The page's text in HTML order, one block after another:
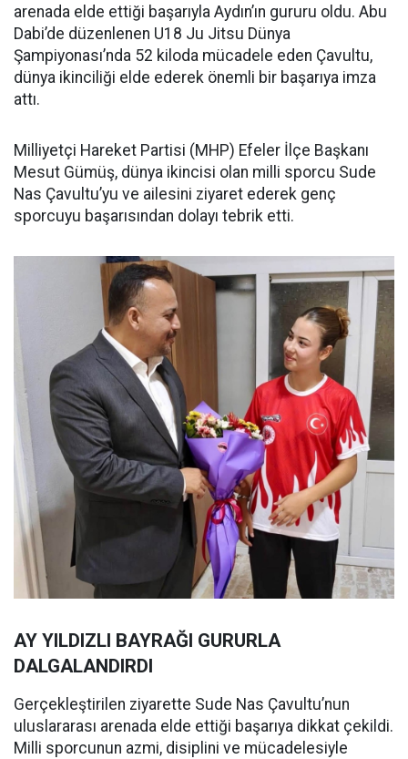
arenada elde ettiği başarıyla Aydın’ın gururu oldu. Abu
Dabi’de düzenlenen U18 Ju Jitsu Dünya
Şampiyonası’nda 52 kiloda mücadele eden Çavultu,
dünya ikinciliği elde ederek önemli bir başarıya imza
attı.
Milliyetçi Hareket Partisi (MHP) Efeler İlçe Başkanı
Mesut Gümüş, dünya ikincisi olan milli sporcu Sude
Nas Çavultu’yu ve ailesini ziyaret ederek genç
sporcuyu başarısından dolayı tebrik etti.
AY YILDIZLI BAYRAĞI GURURLA
DALGALANDIRDI
Gerçekleştirilen ziyarette Sude Nas Çavultu’nun
uluslararası arenada elde ettiği başarıya dikkat çekildi.
Milli sporcunun azmi, disiplini ve mücadelesiyle